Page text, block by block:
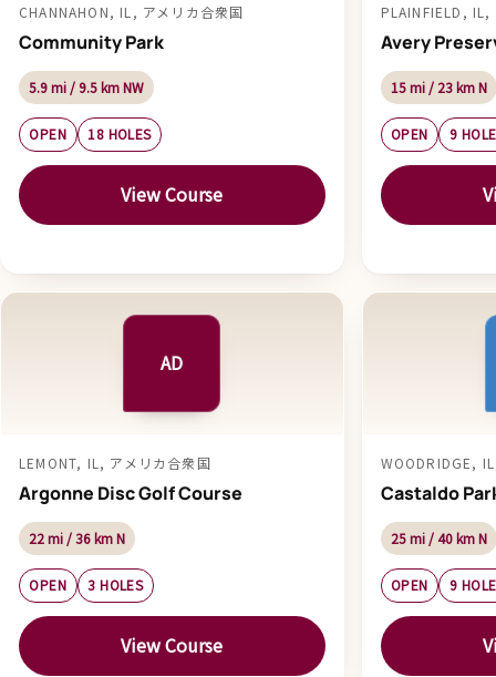
CHANNAHON, IL, アメリカ合衆国
Community Park
5.9 mi / 9.5 km NW
OPEN 18 HOLES
View Course
PLAINFIELD, IL,
Avery
15 mi / 23 km N
OPEN 9
AD
LEMONT, IL, アメリカ合衆国
Argonne Disc Golf Course
22 mi / 36 km N
OPEN 3 HOLES
View Course
WOODRIDGE,
Castaldo
25 mi / 40 km N
OPEN 9